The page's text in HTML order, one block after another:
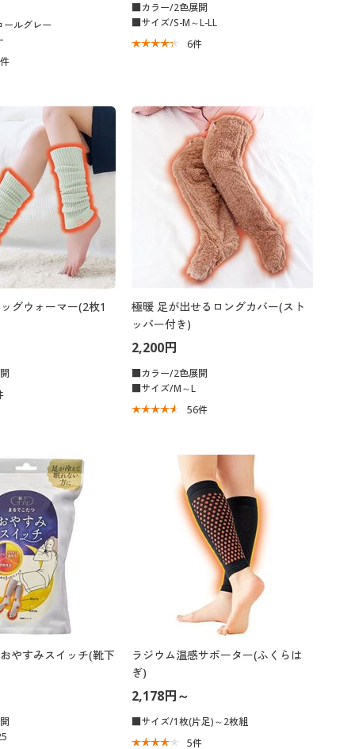
ルグレー
件
■カラー/2色展開
■サイズ/S-M～L-LL
6件
グウォーマー(2枚1
極暖 足が出せるロングカバー(スト
ッパー付き)
2,200円
■カラー/2色展開
■サイズ/M～L
56件
やすみスイッチ(靴下
ラジウム温感サポーター(ふくらは
ぎ)
2,178円～
■サイズ/1枚(片足)～2枚組
5件